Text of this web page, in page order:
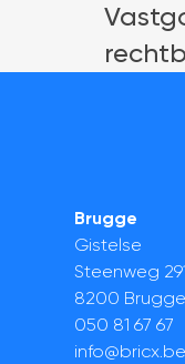
Brugge
Gistelse
Steenweg
8200 Brugge
050 81 67 67
info@bricx.be